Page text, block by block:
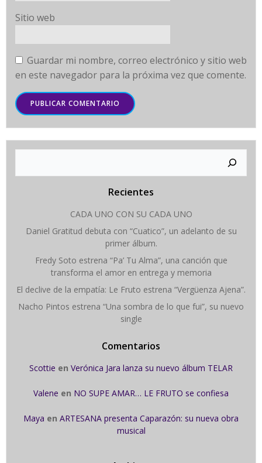
Sitio web
Guardar mi nombre, correo electrónico y sitio web
en este navegador para la próxima vez que comente.
Recientes
CADA UNO CON SU CADA UNO
Daniel Gratitud debuta con “Cuatico”, un adelanto de su
primer álbum.
Fredy Soto estrena “Pa’ Tu Alma”, una canción que
transforma el amor en entrega y memoria
El declive de la empatía: Le Fruto estrena “Vergüenza Ajena”.
Nacho Pintos estrena “Una sombra de lo que fui”, su nuevo
single
Comentarios
Scottie en Verónica Jara lanza su nuevo álbum TELAR
Valene en NO SUPE AMAR… LE FRUTO se confiesa
Maya en ARTESANA presenta Caparazón: su nueva obra
musical